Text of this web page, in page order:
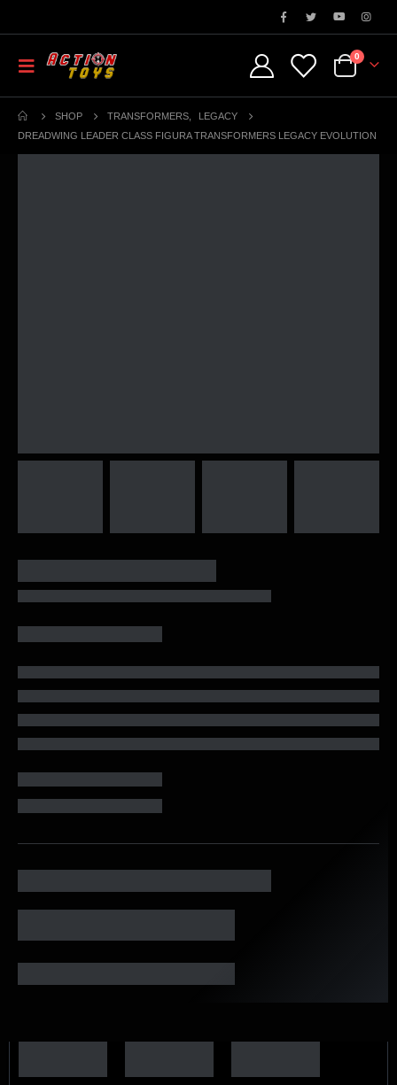
0
SHOP TRANSFORMERS
LEGACY
DREADWING LEADER CLASS FIGURA TRANSFORMERS LEGACY EVOLUTION